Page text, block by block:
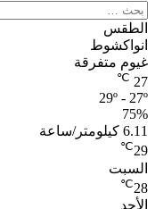
البحث
عن:
الطقس
انواكشوط
غيوم متفرقة
27
℃
29º - 27º
75%
6.11 كيلومتر/ساعة
29
℃
السبت
28
℃
الأحد